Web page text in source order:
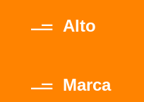
Alto
Marca